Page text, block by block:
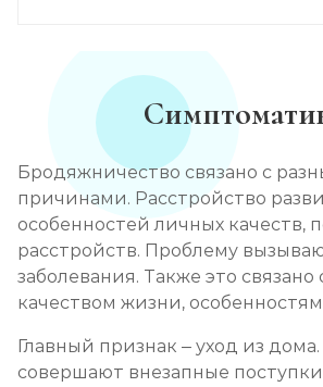
Бродяжничество связано с
причинами. Расстройство
особенностей личных качеств,
расстройств. Проблему
заболевания. Также это связано
качеством жизни,
Главный признак – уход из
совершают внезапные